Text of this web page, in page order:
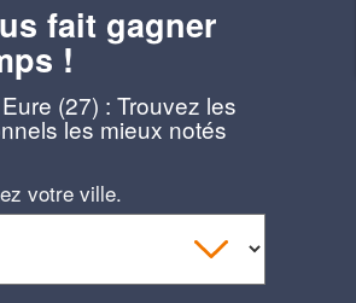
fait gagner
!
(27) : Trouvez les
les mieux notés
votre ville.